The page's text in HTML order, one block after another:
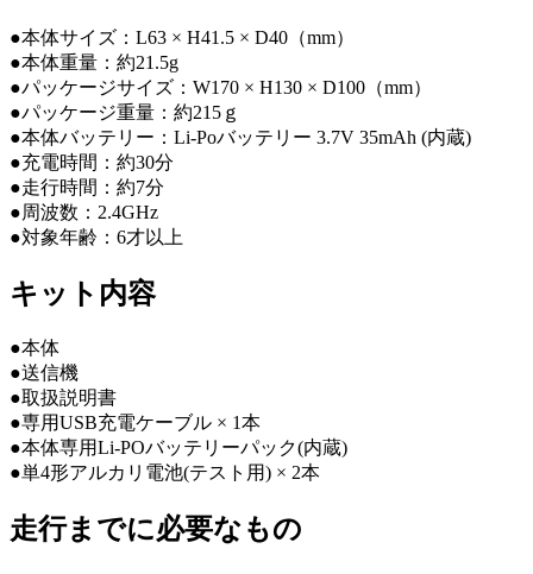
●本体サイズ：L63 × H41.5 × D40（mm）
●本体重量：約21.5g
●パッケージサイズ：W170 × H130 × D100（mm）
●パッケージ重量：約215ｇ
●本体バッテリー：Li-Poバッテリー 3.7V 35mAh (内蔵)
●充電時間：約30分
●走行時間：約7分
●周波数：2.4GHz
●対象年齢：6才以上
キット内容
●本体
●送信機
●取扱説明書
●専用USB充電ケーブル × 1本
●本体専用Li-POバッテリーパック(内蔵)
●単4形アルカリ電池(テスト用) × 2本
走行までに必要なもの